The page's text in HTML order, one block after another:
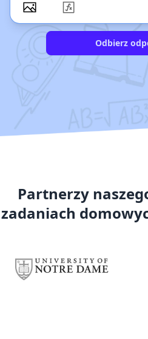
Odbierz
Partnerzy
zadaniach